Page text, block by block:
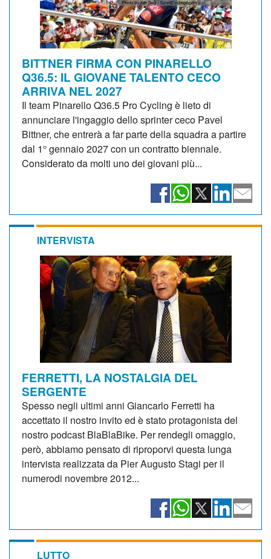
BITTNER FIRMA CON PINARELLO
Q36.5: IL GIOVANE TALENTO CECO
ARRIVA NEL 2027
Il team Pinarello Q36.5 Pro Cycling è lieto di
annunciare l'ingaggio dello sprinter ceco Pavel
Bittner, che entrerà a far parte della squadra a partire
dal 1° gennaio 2027 con un contratto biennale.
Considerato da molti uno dei giovani più...
INTERVISTA
FERRETTI, LA NOSTALGIA DEL
SERGENTE
Spesso negli ultimi anni Giancarlo Ferretti ha
accettato il nostro invito ed è stato protagonista del
nostro podcast BlaBlaBike. Per rendegli omaggio,
però, abbiamo pensato di riproporvi questa lunga
intervista realizzata da Pier Augusto Stagi per il
numerodi novembre 2012...
LUTTO